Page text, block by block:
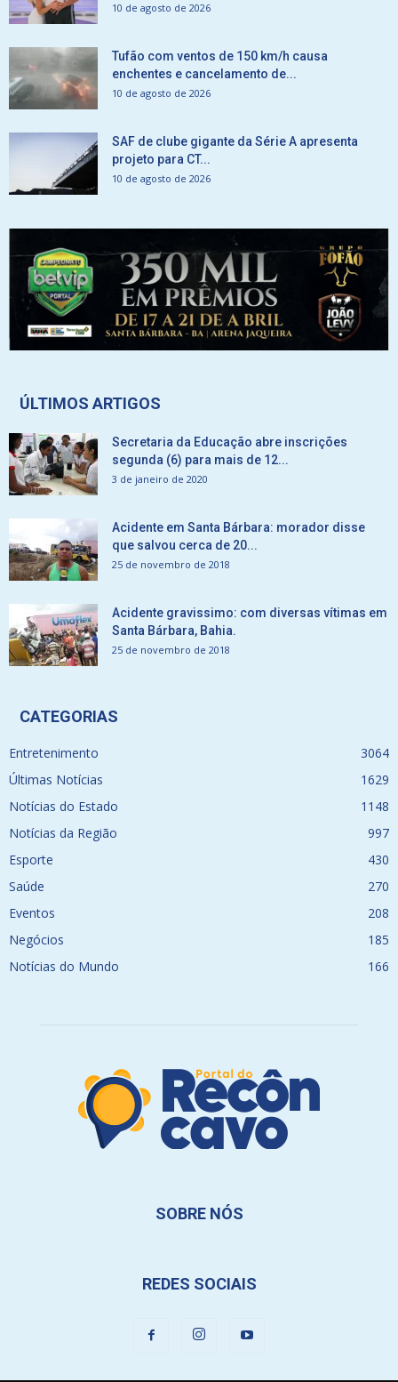
10 de agosto de 2026
Tufão com ventos de 150 km/h causa
enchentes e cancelamento de...
10 de agosto de 2026
SAF de clube gigante da Série A apresenta
projeto para CT...
10 de agosto de 2026
ÚLTIMOS ARTIGOS
Secretaria da Educação abre inscrições
segunda (6) para mais de 12...
3 de janeiro de 2020
Acidente em Santa Bárbara: morador disse
que salvou cerca de 20...
25 de novembro de 2018
Acidente gravissimo: com diversas vítimas em
Santa Bárbara, Bahia.
25 de novembro de 2018
CATEGORIAS
Entretenimento
3064
Últimas Notícias
1629
Notícias do Estado
1148
Notícias da Região
997
Esporte
430
Saúde
270
Eventos
208
Negócios
185
Notícias do Mundo
166
SOBRE NÓS
REDES SOCIAIS